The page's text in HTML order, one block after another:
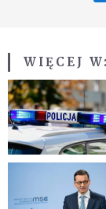
WIĘCEJ